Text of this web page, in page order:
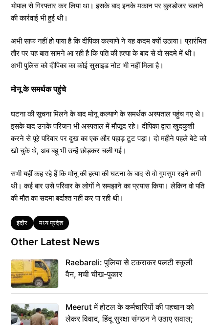
भोपाल से गिरफ्तार कर लिया था। इसके बाद इनके मकान पर बुलडोजर चलाने
की कार्रवाई भी हुई थी।
अभी साफ नहीं हो पाया है कि दीपिका कल्याणे ने यह कदम क्यों उठाया। प्रारंभित
तौर पर यह बात सामने आ रही है कि पति की हत्या के बाद से वो सदमे में थी।
अभी पुलिस को दीपिका का कोई सुसाइड नोट भी नहीं मिला है।
मोनू के समर्थक पहुंचे
घटना की सूचना मिलने के बाद मोनू कल्याणे के समर्थक अस्पताल पहुंच गए थे।
इसके बाद उनके परिजन भी अस्पताल में मौजूद रहे। दीपिका द्वारा खुदकुशी
करने से पूरे परिवार पर दुख का एक और पहाड़ टूट पड़ा। दो महीने पहले बेटे को
खो चुके थे, अब बहू भी उन्हें छोड़कर चली गई।
सभी यहीं कह रहे हैं कि मोनू की हत्या की घटना के बाद से वो गुमसुम रहने लगी
थी। कई बार उसे परिवार के लोगों ने समझाने का प्रयास किया। लेकिन वो पति
की मौत का सदमा बर्दाश्त नहीं कर पा रही थी।
Tags
इंदौर मध्य प्रदेश
Other Latest News
Raebareli: पुलिया से टकराकर पलटी स्कूली
वैन, मची चीख-पुकार
Meerut में होटल के कर्मचारियों की पहचान को
लेकर विवाद, हिंदू सुरक्षा संगठन ने उठाए सवाल;